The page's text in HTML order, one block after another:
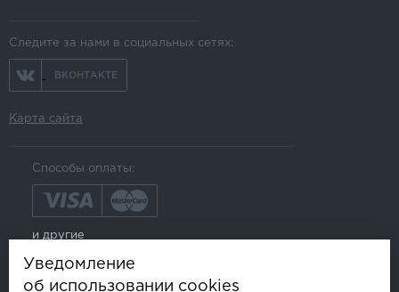
Следите за нами в социальных сетях:
ВКОНТАКТЕ
Карта сайта
Способы оплаты:
и другие
Уведомление
об использовании cookies